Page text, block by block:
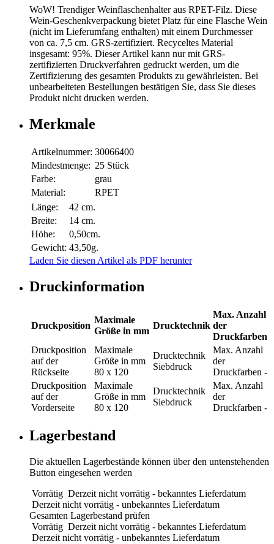
WoW! Trendiger Weinflaschenhalter aus RPET-Filz. Diese
Wein-Geschenkverpackung bietet Platz für eine Flasche Wein
(nicht im Lieferumfang enthalten) mit einem Durchmesser
von ca. 7,5 cm. GRS-zertifiziert. Recyceltes Material
insgesamt: 95%. Dieser Artikel kann nur mit GRS-
zertifizierten Druckverfahren gedruckt werden, um die
Zertifizierung des gesamten Produkts zu gewährleisten. Bei
unbearbeiteten Bestellungen bestätigen Sie, dass Sie dieses
Produkt nicht drucken werden.
Merkmale
Artikelnummer: 30066400
Mindestmenge: 25 Stück
Farbe:
grau
Material:
RPET
Länge:
42 cm.
Breite:
14 cm.
Höhe:
0,50cm.
Gewicht: 43,50g.
Laden Sie diesen Artikel als PDF herunter
Druckinformation
Druckposition
Maximale
Größe in mm
Drucktechnik
Max. Anzahl
der
Druckfarben
Druckposition
auf der
Rückseite
Maximale
Größe in mm
80 x 120
Drucktechnik
Siebdruck
Max. Anzahl
der
Druckfarben -
Druckposition
auf der
Vorderseite
Maximale
Größe in mm
80 x 120
Drucktechnik
Siebdruck
Max. Anzahl
der
Druckfarben -
Lagerbestand
Die aktuellen Lagerbestände können über den untenstehenden
Button eingesehen werden
Vorrätig Derzeit nicht vorrätig - bekanntes Lieferdatum
Derzeit nicht vorrätig - unbekanntes Lieferdatum
Gesamten Lagerbestand prüfen
Vorrätig Derzeit nicht vorrätig - bekanntes Lieferdatum
Derzeit nicht vorrätig - unbekanntes Lieferdatum